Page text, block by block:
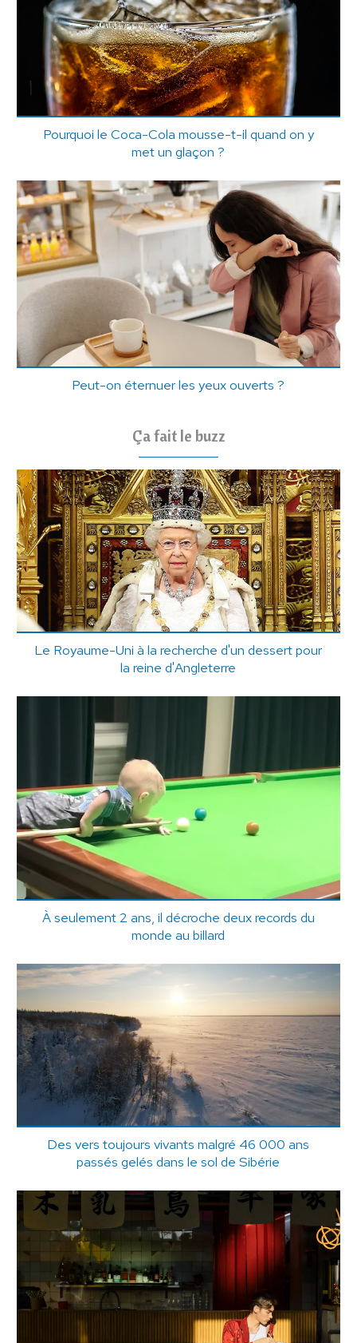
Pourquoi le Coca-Cola mousse-t-il quand on y
met un glaçon ?
Peut-on éternuer les yeux ouverts ?
Ça fait le buzz
Le Royaume-Uni à la recherche d'un dessert pour
la reine d'Angleterre
À seulement 2 ans, il décroche deux records du
monde au billard
Des vers toujours vivants malgré 46 000 ans
passés gelés dans le sol de Sibérie